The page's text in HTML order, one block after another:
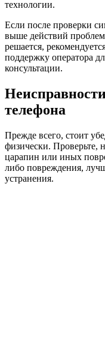
технологии.
Если после проверки
выше действий
решается,
поддержку оператора
консультации.
телефона
Прежде всего, стоит
физически. Проверьте,
царапин или иных
либо повреждения,
устранения.